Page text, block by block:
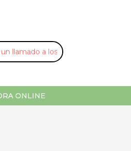
clave!
ONLINE